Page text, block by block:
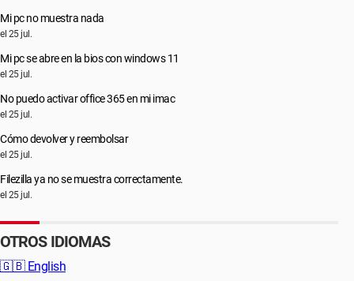
Mi pc no muestra nada
el 25 jul.
Mi pc se abre en la bios con windows 11
el 25 jul.
No puedo activar office 365 en mi imac
el 25 jul.
Cómo devolver y reembolsar
el 25 jul.
Filezilla ya no se muestra correctamente.
el 25 jul.
OTROS IDIOMAS
🇬🇧 English